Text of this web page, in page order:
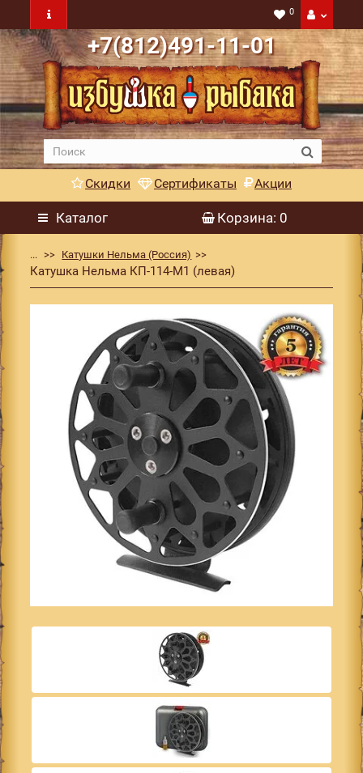
0
+7(812)491-11-01
Скидки Сертификаты Акции
Каталог Корзина: 0
... Катушки Нельма (Россия)
Катушка Нельма КП-114-М1 (левая)